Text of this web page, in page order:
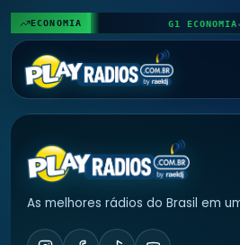
𝄞
♪
♬ECONOMIA G1 ECONOMIA•
As melhores rádios do Brasil em